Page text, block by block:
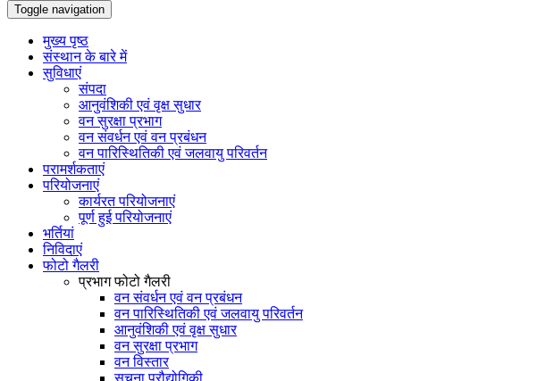
Toggle navigation
मुख्य पृष्ठ
संस्थान के बारे में
सुविधाएं
संपदा
आनुवंशिकी एवं वृक्ष सुधार
वन सुरक्षा प्रभाग
वन संवर्धन एवं वन प्रबंधन
वन पारिस्थितिकी एवं जलवायु परिवर्तन
परामर्शकताएं
परियोजनाएं
कार्यरत परियोजनाएं
पूर्ण हुई परियोजनाएं
भर्तियां
निविदाएं
फोटो गैलरी
प्रभाग फोटो गैलरी
वन संवर्धन एवं वन प्रबंधन
वन पारिस्थितिकी एवं जलवायु परिवर्तन
आनुवंशिकी एवं वृक्ष सुधार
वन सुरक्षा प्रभाग
वन विस्तार
सूचना प्रौद्योगिकी